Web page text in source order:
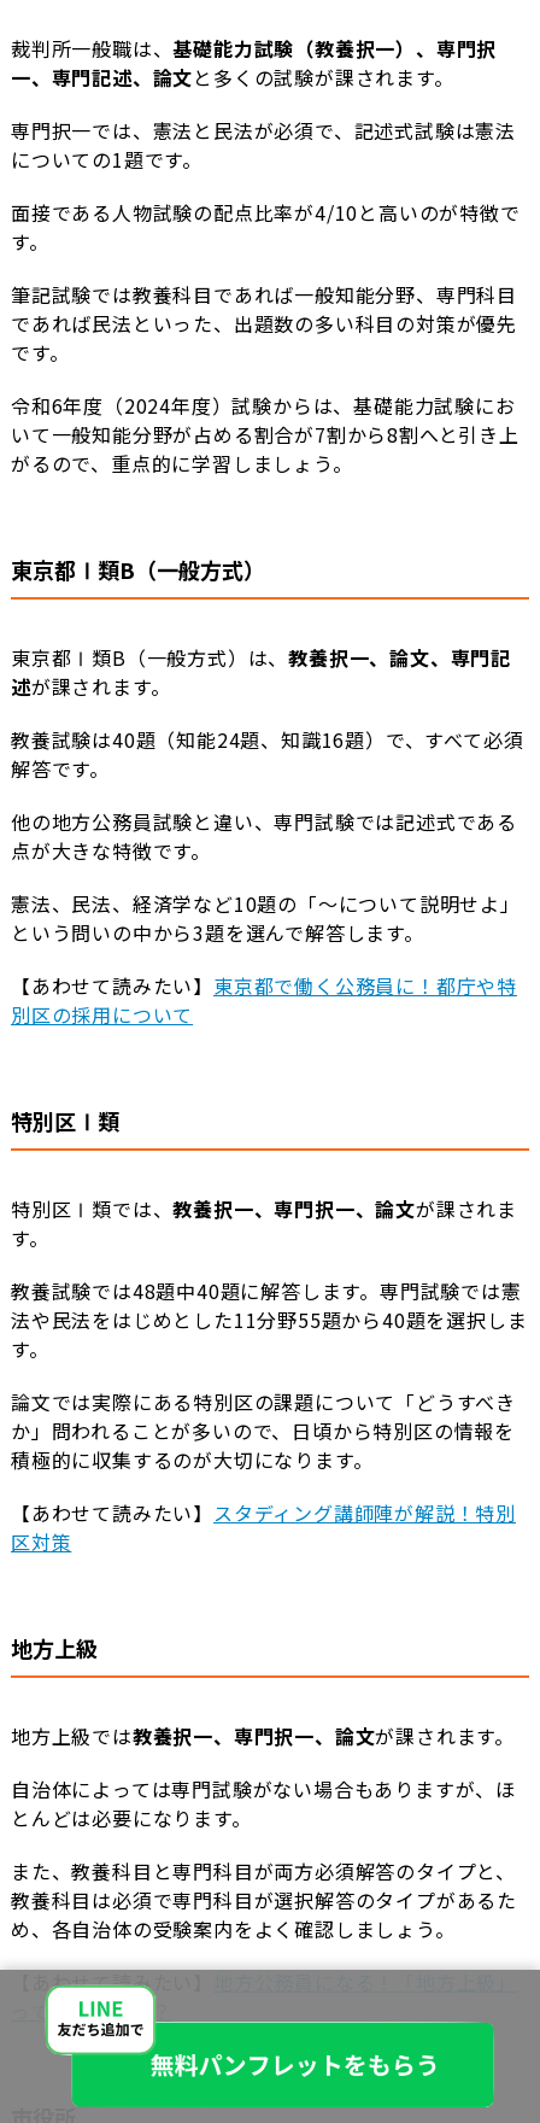
裁判所一般職は、基礎能力試験（教養択一）、専門択
一、専門記述、論文と多くの試験が課されます。
専門択一では、憲法と民法が必須で、記述式試験は憲法
についての1題です。
面接である人物試験の配点比率が4/10と高いのが特徴で
す。
筆記試験では教養科目であれば一般知能分野、専門科目
であれば民法といった、出題数の多い科目の対策が優先
です。
令和6年度（2024年度）試験からは、基礎能力試験にお
いて一般知能分野が占める割合が7割から8割へと引き上
がるので、重点的に学習しましょう。
東京都Ⅰ類B（一般方式）
東京都Ⅰ類B（一般方式）は、教養択一、論文、専門記
述が課されます。
教養試験は40題（知能24題、知識16題）で、すべて必須
解答です。
他の地方公務員試験と違い、専門試験では記述式である
点が大きな特徴です。
憲法、民法、経済学など10題の「〜について説明せよ」
という問いの中から3題を選んで解答します。
【あわせて読みたい】 東京都で働く公務員に！都庁や特
別区の採用について
特別区Ⅰ類
特別区Ⅰ類では、教養択一、専門択一、論文が課されま
す。
教養試験では48題中40題に解答します。専門試験では憲
法や民法をはじめとした11分野55題から40題を選択しま
す。
論文では実際にある特別区の課題について「どうすべき
か」問われることが多いので、日頃から特別区の情報を
積極的に収集するのが大切になります。
【あわせて読みたい】 スタディング講師陣が解説！特別
区対策
地方上級
地方上級では教養択一、専門択一、論文が課されます。
自治体によっては専門試験がない場合もありますが、ほ
とんどは必要になります。
また、教養科目と専門科目が両方必須解答のタイプと、
教養科目は必須で専門科目が選択解答のタイプがあるた
め、各自治体の受験案内をよく確認しましょう。
【あわせて読みたい】
ってどんな試験？